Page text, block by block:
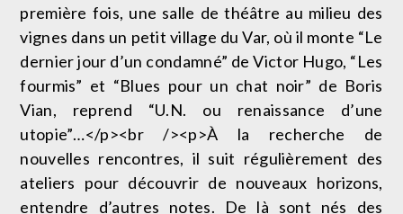
première fois, une salle de théâtre au milieu des
vignes dans un petit village du Var, où il monte “Le
dernier jour d’un condamné” de Victor Hugo, “Les
fourmis” et “Blues pour un chat noir” de Boris
Vian, reprend “U.N. ou renaissance d’une
utopie”…</p><br /><p>À la recherche de
nouvelles rencontres, il suit régulièrement des
ateliers pour découvrir de nouveaux horizons,
entendre d’autres notes. De là sont nés des